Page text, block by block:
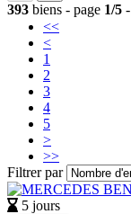
393 biens - page 1/5 -
<<
<
1
2
3
4
5
>
>>
Filtrer par
5 jours